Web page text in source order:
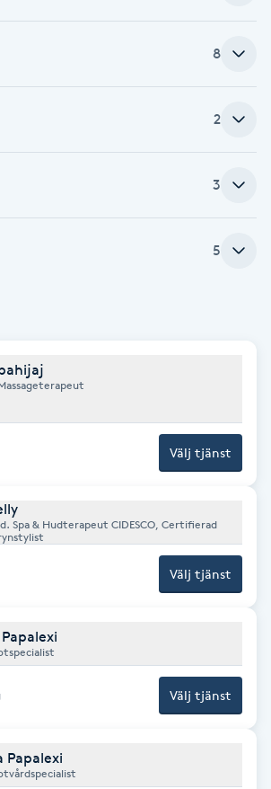
8
2
3
5
Välj tjänst
Välj tjänst
Välj tjänst
Papalexi